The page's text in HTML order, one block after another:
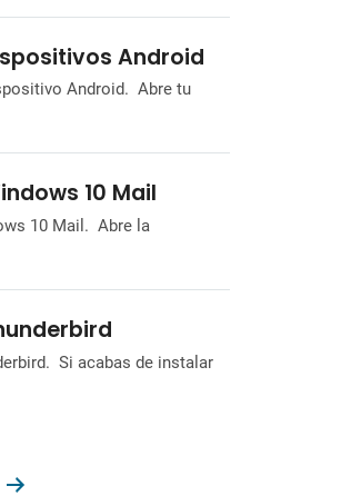
Android
Android. Abre tu
10 Mail
10 Mail. Abre la
Si acabas de instalar